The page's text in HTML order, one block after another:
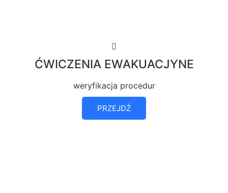
ĆWICZENIA EWAKUACJYNE
weryfikacja procedur
PRZEJDŹ